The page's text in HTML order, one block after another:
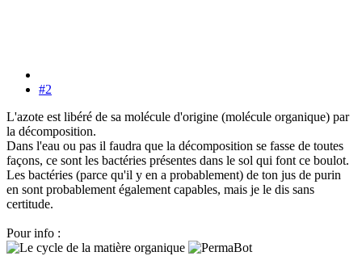
#2
L'azote est libéré de sa molécule d'origine (molécule organique) par
la décomposition.
Dans l'eau ou pas il faudra que la décomposition se fasse de toutes
façons, ce sont les bactéries présentes dans le sol qui font ce boulot.
Les bactéries (parce qu'il y en a probablement) de ton jus de purin
en sont probablement également capables, mais je le dis sans
certitude.
Pour info :